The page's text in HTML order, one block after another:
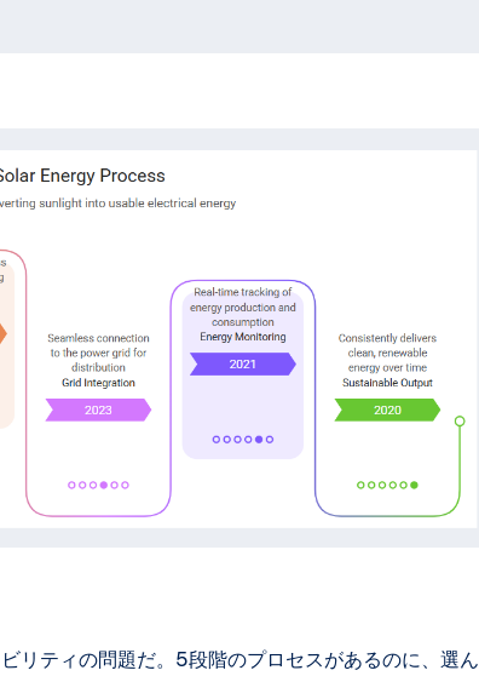
リティの問題だ。5段階のプロセスがあるのに、選ん